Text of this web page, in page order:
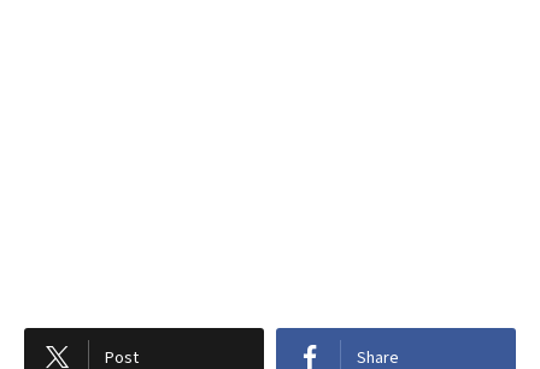
Post Share